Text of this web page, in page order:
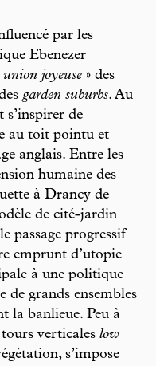
par les
Ebenezer
union joyeuse » des
garden suburbs. Au
s’inspirer de
au toit pointu et
anglais. Entre les
humaine des
à Drancy de
de cité-jardin
passage progressif
emprunt d’utopie
à une politique
de grands ensembles
la banlieue. Peu à
verticales low
s’impose